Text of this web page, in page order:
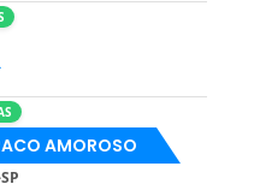
AMOROSO